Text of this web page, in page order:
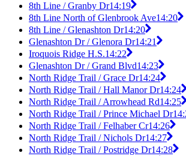
8th Line / Granby Dr14:19
8th Line North of Glenbrook Ave14:20
8th Line / Glenashton Dr14:20
Glenashton Dr / Glenora Dr14:21
Iroquois Ridge H.S.14:22
Glenashton Dr / Grand Blvd14:23
North Ridge Trail / Grace Dr14:24
North Ridge Trail / Hall Manor Dr14:24
North Ridge Trail / Arrowhead Rd14:25
North Ridge Trail / Prince Michael Dr
North Ridge Trail / Felhaber Cr14:26
North Ridge Trail / Nichols Dr14:27
North Ridge Trail / Postridge Dr14:28